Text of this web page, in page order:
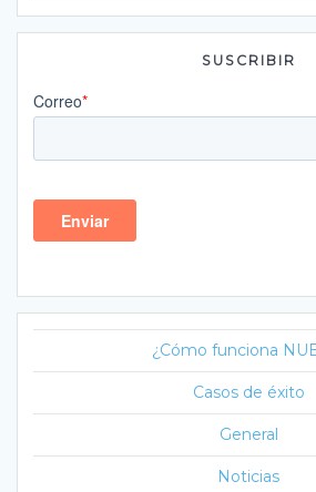
SUSCRIBIR
¿Cómo funciona
Casos de éxito
General
Noticias